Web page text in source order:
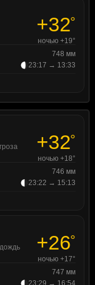
+32°
ночью +19°
748 мм
23:17 → 13:33
+32°
ночью +18°
746 мм
23:22 → 15:13
+26°
ночью +17°
747 мм